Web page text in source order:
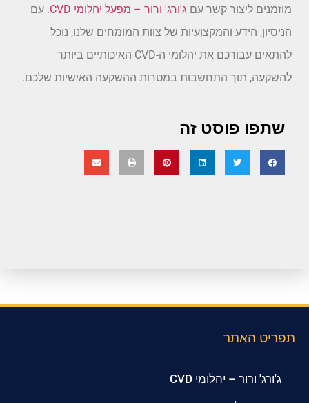
מוזמנים ליצור קשר עם ג'ורג' ורור – מפעל יהלומי CVD
. עם
הניסיון, הידע והמקצועיות של צוות המומחים שלנו, נוכל
להתאים עבורכם את יהלומי ה-CVD האיכותיים ביותר
להשקעה, תוך התחשבות במטרות ההשקעה האישיות שלכם.
שתפו פוסט זה
תפריט האתר
ג'ורג' ורור – יהלומי CVD